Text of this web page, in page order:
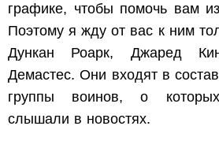
графике, чтобы помочь вам
Поэтому я жду от вас к ним
Дункан Роарк, Джаред
Демастес. Они входят в
группы воинов, о
слышали в новостях.